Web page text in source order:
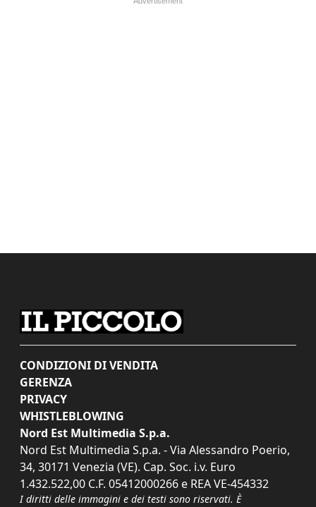
CONDIZIONI DI VENDITA
GERENZA
PRIVACY
WHISTLEBLOWING
Nord Est Multimedia S.p.a.
Nord Est Multimedia S.p.a. - Via Alessandro Poerio,
34, 30171 Venezia (VE). Cap. Soc. i.v. Euro
1.432.522,00 C.F. 05412000266 e REA VE-454332
I diritti delle immagini e dei testi sono riservati. È